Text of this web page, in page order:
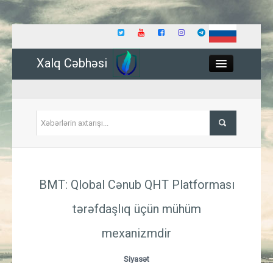
Xalq Cəbhəsi
İqtisadiyyat
BMT: Qlobal Cənub QHT Platforması
tərəfdaşlıq üçün mühüm
mexanizmdir
Siyasət